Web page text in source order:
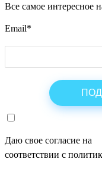
Все самое интересное
Email*
Даю свое согласие на
соответствии с